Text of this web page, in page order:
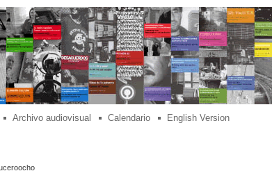
Archivo audiovisual Calendario English Version